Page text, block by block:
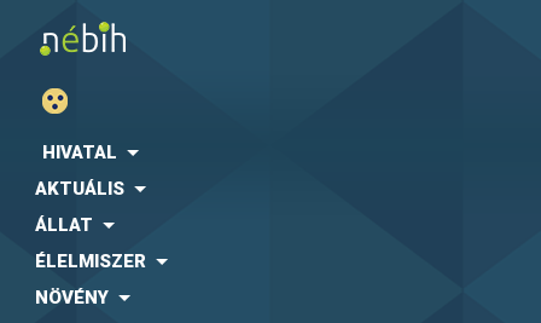
HIVATAL
AKTUÁLIS
ÁLLAT
ÉLELMISZER
NÖVÉNY